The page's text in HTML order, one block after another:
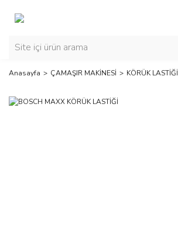
Anasayfa ÇAMAŞIR MAKİNESİ KÖRÜK LASTİĞİ